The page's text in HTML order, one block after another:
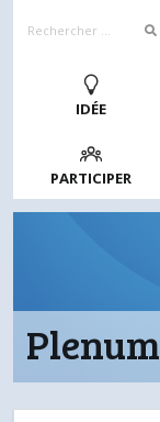
IDÉE
PARTICIPER
Plenum